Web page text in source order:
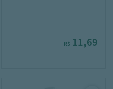
R$ 11,69